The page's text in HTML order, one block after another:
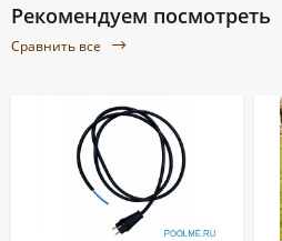
Рекомендуем посмотреть
Сравнить все